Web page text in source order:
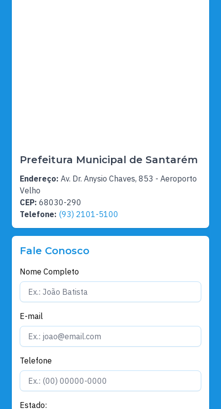
Prefeitura Municipal de Santarém
Endereço: Av. Dr. Anysio Chaves, 853 - Aeroporto
Velho
CEP: 68030-290
Telefone: (93) 2101-5100
Fale Conosco
Nome Completo
E-mail
Telefone
Estado: